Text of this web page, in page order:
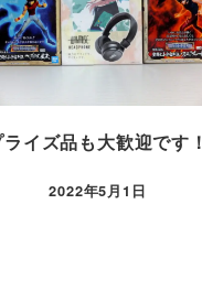
ライズ品も大歓迎です！
2022年5月1日